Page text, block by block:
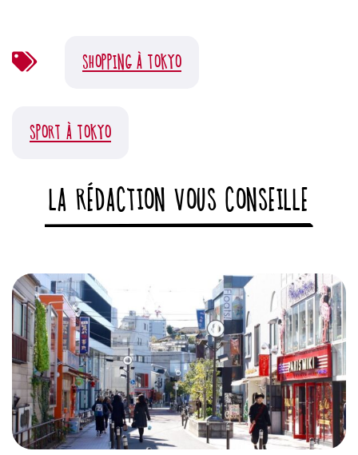
SHOPPING À TOKYO
SPORT À TOKYO
LA RÉDACTION VOUS CONSEILLE